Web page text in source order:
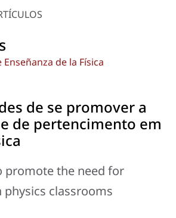
de la Física
de se promover a
de pertencimento em
promote the need for
classrooms